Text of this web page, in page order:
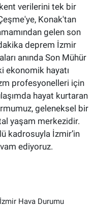
verilerini tek bir
Konak'tan
gelen son
deprem İzmir
anında Son Mühür
ekonomik hayatı
profesyonelleri için
hayat kurtaran
geleneksel bir
yaşam merkezidir.
kadrosuyla İzmir’in
ediyoruz.
İzmir Hava Durumu